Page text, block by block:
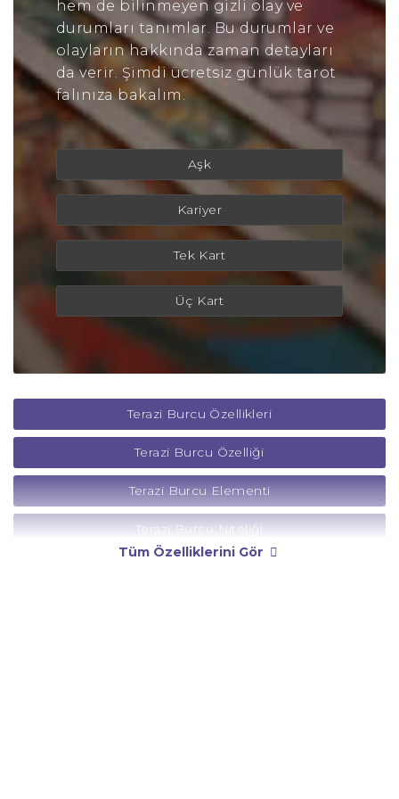
hem de bilinmeyen gizli olay ve
durumları tanımlar. Bu durumlar ve
olayların hakkında zaman detayları
da verir. Şimdi ücretsiz günlük tarot
falınıza bakalım.
Aşk
Kariyer
Tek Kart
Üç Kart
Terazi Burcu Özellikleri
Terazi Burcu Özelliği
Terazi Burcu Elementi
Terazi Burcu Niteliği
Tüm Özelliklerini Gör